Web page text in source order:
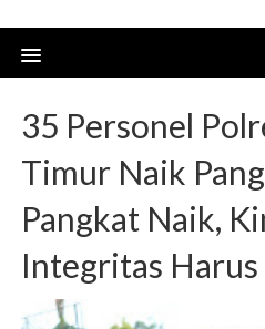
35 Personel
Timur Naik
Pangkat Naik,
Integritas